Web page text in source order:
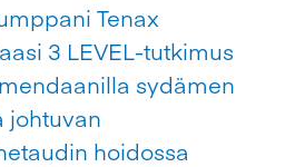
Tenax
3 LEVEL-tutkimus
sydämen
johtuvan
hoidossa